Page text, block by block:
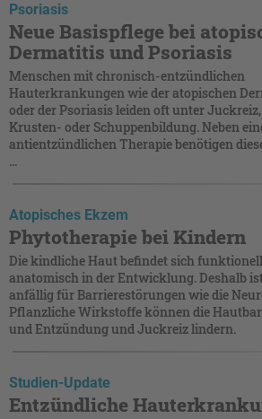
Psoriasis
Neue Basispflege bei
Dermatitis und Psoriasis
Menschen mit chronisch-entzündlichen
Hauterkrankungen wie der atopischen
oder der Psoriasis leiden oft unter
Krusten- oder Schuppenbildung. Neben
antientzündlichen Therapie benötigen
...
Atopisches Ekzem
Phytotherapie bei Kindern
Die kindliche Haut befindet sich
anatomisch in der Entwicklung. Deshalb
anfällig für Barrierestörungen wie die
Pflanzliche Wirkstoffe können die
und Entzündung und Juckreiz lindern.
Studien-Update
Entzündliche